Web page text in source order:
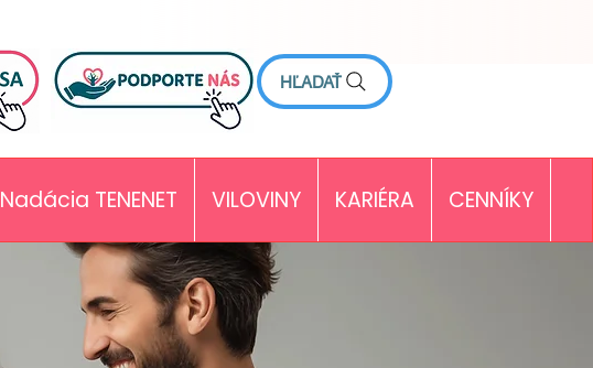
HĽADAŤ
Nadácia TENENET VILOVINY KARIÉRA CENNÍKY